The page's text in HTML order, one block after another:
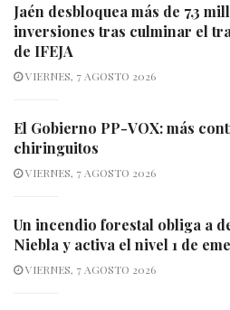
Jaén desbloquea más de 7,3
inversiones tras culminar el
de IFEJA
VIERNES, 7 AGOSTO 2026
El Gobierno PP-VOX: más
chiringuitos
VIERNES, 7 AGOSTO 2026
Un incendio forestal obliga a
Niebla y activa el nivel 1 de
VIERNES, 7 AGOSTO 2026